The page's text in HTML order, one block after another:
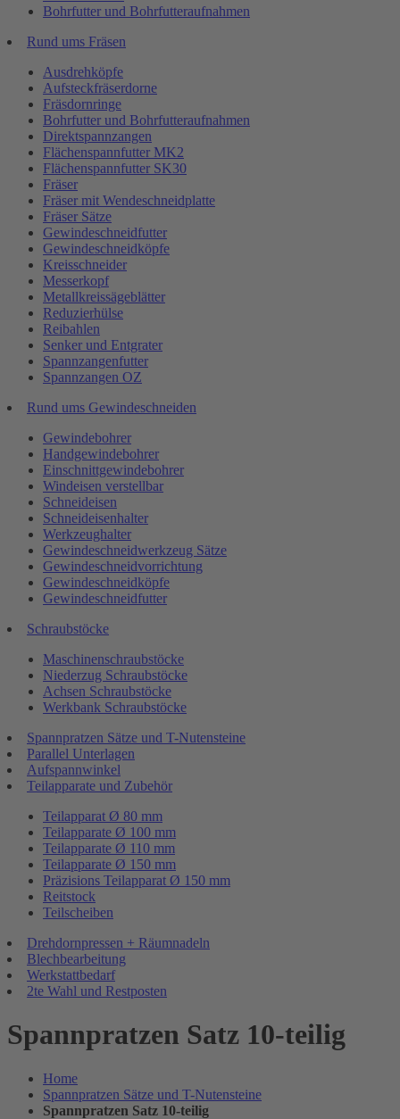
Bohrfutter und Bohrfutteraufnahmen
Rund ums Fräsen
Ausdrehköpfe
Aufsteckfräserdorne
Fräsdornringe
Bohrfutter und Bohrfutteraufnahmen
Direktspannzangen
Flächenspannfutter MK2
Flächenspannfutter SK30
Fräser
Fräser mit Wendeschneidplatte
Fräser Sätze
Gewindeschneidfutter
Gewindeschneidköpfe
Kreisschneider
Messerkopf
Metallkreissägeblätter
Reduzierhülse
Reibahlen
Senker und Entgrater
Spannzangenfutter
Spannzangen OZ
Rund ums Gewindeschneiden
Gewindebohrer
Handgewindebohrer
Einschnittgewindebohrer
Windeisen verstellbar
Schneideisen
Schneideisenhalter
Werkzeughalter
Gewindeschneidwerkzeug Sätze
Gewindeschneidvorrichtung
Gewindeschneidköpfe
Gewindeschneidfutter
Schraubstöcke
Maschinenschraubstöcke
Niederzug Schraubstöcke
Achsen Schraubstöcke
Werkbank Schraubstöcke
Spannpratzen Sätze und T-Nutensteine
Parallel Unterlagen
Aufspannwinkel
Teilapparate und Zubehör
Teilapparat Ø 80 mm
Teilapparate Ø 100 mm
Teilapparate Ø 110 mm
Teilapparate Ø 150 mm
Präzisions Teilapparat Ø 150 mm
Reitstock
Teilscheiben
Drehdornpressen + Räumnadeln
Blechbearbeitung
Werkstattbedarf
2te Wahl und Restposten
Spannpratzen Satz 10-teilig
Home
Spannpratzen Sätze und T-Nutensteine
Spannpratzen Satz 10-teilig